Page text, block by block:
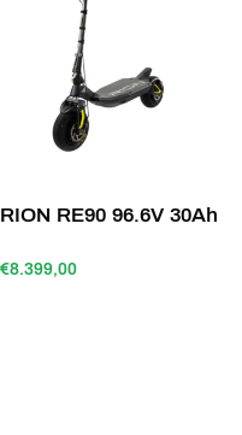
RION RE90 96.6V 30Ah
€8.399,00